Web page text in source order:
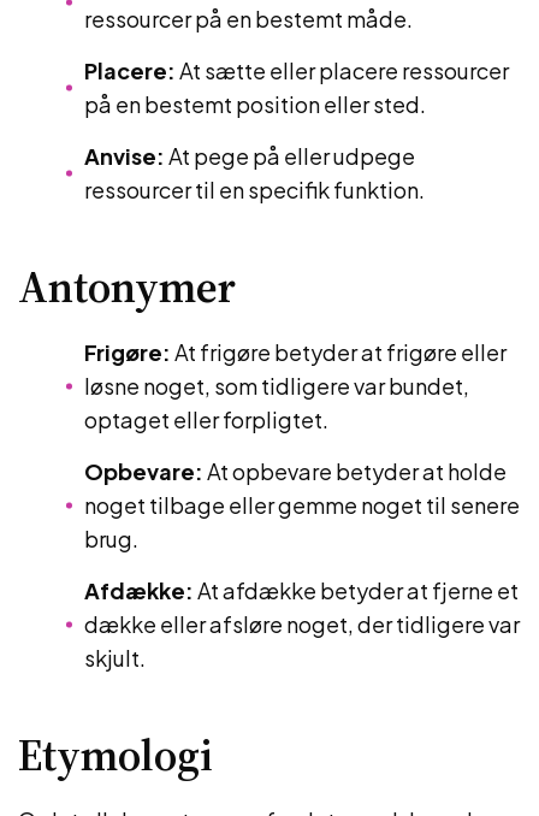
ressourcer på en bestemt måde.
Placere: At sætte eller placere ressourcer
på en bestemt position eller sted.
Anvise: At pege på eller udpege
ressourcer til en specifik funktion.
Antonymer
Frigøre: At frigøre betyder at frigøre eller
løsne noget, som tidligere var bundet,
optaget eller forpligtet.
Opbevare: At opbevare betyder at holde
noget tilbage eller gemme noget til senere
brug.
Afdække: At afdække betyder at fjerne et
dække eller afsløre noget, der tidligere var
skjult.
Etymologi